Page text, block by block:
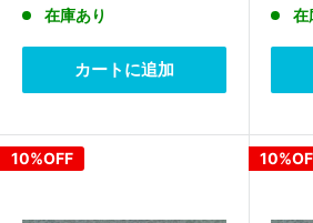
価
格
在庫あり
カートに追加
価
格
在
10%OFF